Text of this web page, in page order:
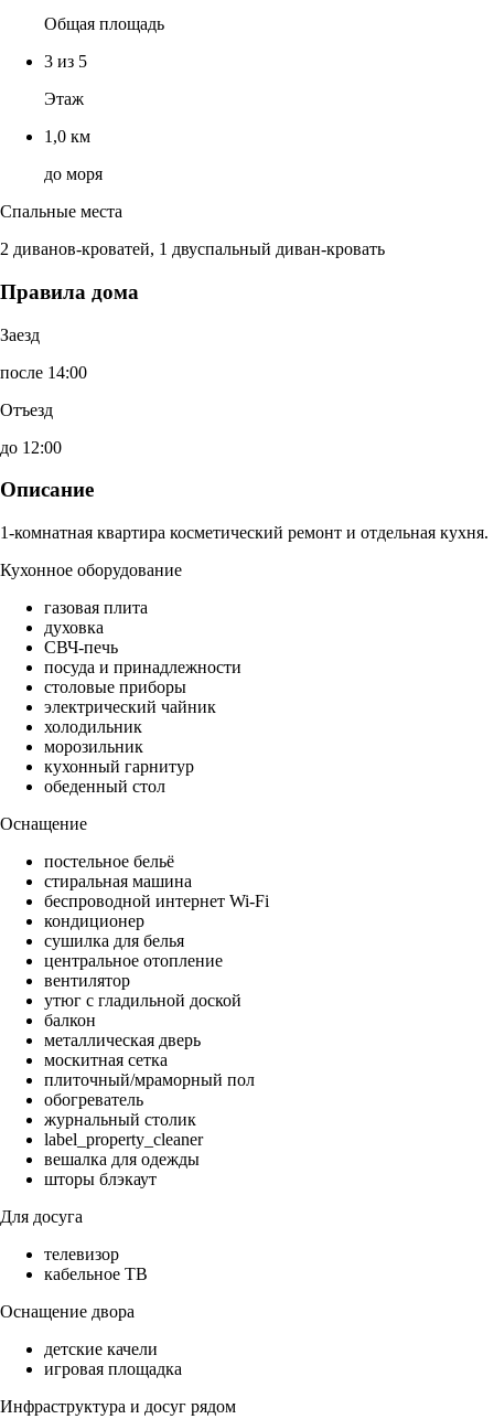
Общая площадь
3 из 5
Этаж
1,0 км
до моря
Спальные места
2 диванов-кроватей, 1 двуспальный диван-кровать
Правила дома
Заезд
после 14:00
Отъезд
до 12:00
Описание
1-комнатная квартира косметический ремонт и отдельная кухня.
Кухонное оборудование
газовая плита
духовка
СВЧ-печь
посуда и принадлежности
столовые приборы
электрический чайник
холодильник
морозильник
кухонный гарнитур
обеденный стол
Оснащение
постельное бельё
стиральная машина
беспроводной интернет Wi-Fi
кондиционер
сушилка для белья
центральное отопление
вентилятор
утюг с гладильной доской
балкон
металлическая дверь
москитная сетка
плиточный/мраморный пол
обогреватель
журнальный столик
label_property_cleaner
вешалка для одежды
шторы блэкаут
Для досуга
телевизор
кабельное ТВ
Оснащение двора
детские качели
игровая площадка
Инфраструктура и досуг рядом